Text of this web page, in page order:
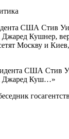
США Стив
Джаред Кушнер,
Москву и
США Стив
Джаред Куш…»